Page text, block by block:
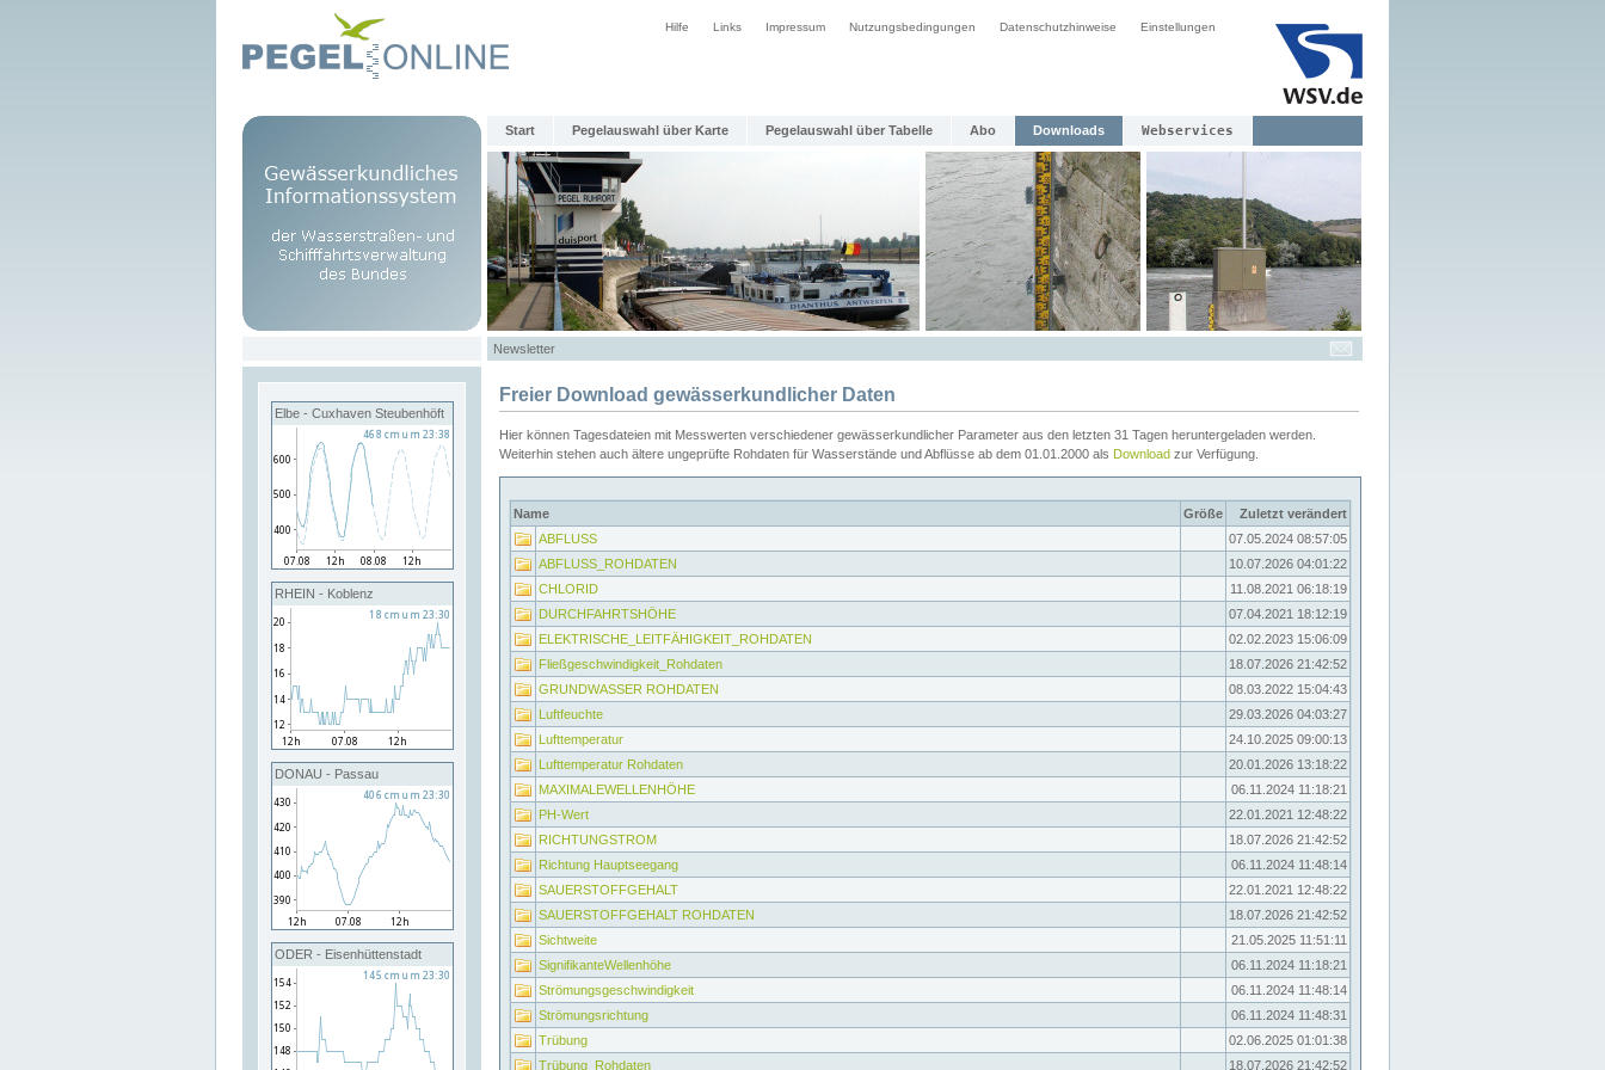
Hilfe Links Impressum Nutzungsbedingungen Datenschutzhinweise Einstellungen
Start Pegelauswahl über Karte Pegelauswahl über Tabelle Abo Downloads Webservices
Newsletter
Elbe - Cuxhaven Steubenhöft
RHEIN - Koblenz
DONAU - Passau
ODER - Eisenhüttenstadt
Freier Download gewässerkundlicher Daten
Hier können Tagesdateien mit Messwerten verschiedener gewässerkundlicher Parameter aus den letzten 31 Tagen heruntergeladen werden.
Weiterhin stehen auch ältere ungeprüfte Rohdaten für Wasserstände und Abflüsse ab dem 01.01.2000 als Download zur Verfügung.
Name Größe
Zuletzt verändert
ABFLUSS
07.05.2024 08:57:05
ABFLUSS_ROHDATEN
10.07.2026 04:01:22
CHLORID
11.08.2021 06:18:19
DURCHFAHRTSHÖHE
07.04.2021 18:12:19
ELEKTRISCHE_LEITFÄHIGKEIT_ROHDATEN
02.02.2023 15:06:09
Fließgeschwindigkeit_Rohdaten
18.07.2026 21:42:52
GRUNDWASSER ROHDATEN
08.03.2022 15:04:43
Luftfeuchte
29.03.2026 04:03:27
Lufttemperatur
24.10.2025 09:00:13
Lufttemperatur Rohdaten
20.01.2026 13:18:22
MAXIMALEWELLENHÖHE
06.11.2024 11:18:21
PH-Wert
22.01.2021 12:48:22
RICHTUNGSTROM
18.07.2026 21:42:52
Richtung Hauptseegang
06.11.2024 11:48:14
SAUERSTOFFGEHALT
22.01.2021 12:48:22
SAUERSTOFFGEHALT ROHDATEN
18.07.2026 21:42:52
Sichtweite
21.05.2025 11:51:11
SignifikanteWellenhöhe
06.11.2024 11:18:21
Strömungsgeschwindigkeit
06.11.2024 11:48:14
Strömungsrichtung
06.11.2024 11:48:31
Trübung
02.06.2025 01:01:38
Trübung_Rohdaten
18.07.2026 21:42:52